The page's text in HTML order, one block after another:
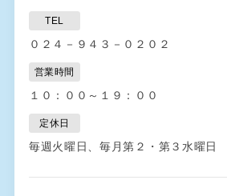
TEL
０２４－９４３－０２０２
営業時間
１０：００～１９：００
定休日
毎週火曜日、毎月第２・第３水曜日